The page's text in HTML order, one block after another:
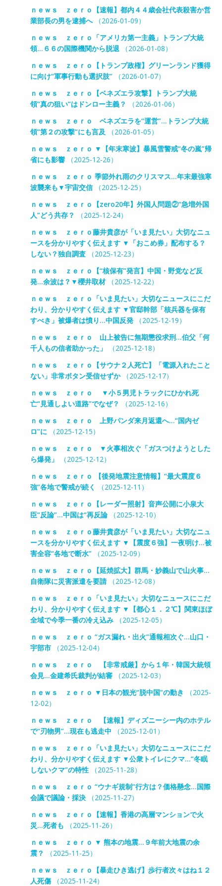
ｎｅｗｓ ｚｅｒｏ【速報】都内４４歳会社代表殺害か営
業部長の男を逮捕へ（2026-01-09）
ｎｅｗｓ ｚｅｒｏ「アメリカ第一主義」トランプ大統
領…６６の国際機関から脱退 （2026-01-08）
ｎｅｗｓ ｚｅｒｏ【トランプ政権】グリーンランド獲得
に向け“軍事行動も選択肢”（2026-01-07）
ｎｅｗｓ ｚｅｒｏ【ベネズエラ攻撃】トランプ大統
領“真の狙い”はドンロー主義？
（2026-01-06）
ｎｅｗｓ ｚｅｒｏ ベネズエラを“運営”…トランプ大統
領“第２の攻撃”にも言及
（2026-01-05）
ｎｅｗｓ ｚｅｒｏ ▼【年末寒波】暴風雪警戒“冬の嵐”帰
省にも影響（2025-12-26）
ｎｅｗｓ ｚｅｒｏ 季節外れ雨のクリスマス…年末最強寒
波襲来も▼宇宙交信（2025-12-25）
ｎｅｗｓ ｚｅｒｏ【zero20年】外国人問題②“急増外国
人”どう共存？
（2025-12-24）
ｎｅｗｓ ｚｅｒｏ藤井貴彦が「いま見たい」大切なニュ
ースを分かりやすく伝えます ▼「おこめ券」配布する？
しない？独自調査（2025-12-23）
ｎｅｗｓ ｚｅｒｏ【“核保有”発言】中国・野党など反
発…余波は？▼櫻井取材（2025-12-22）
ｎｅｗｓ ｚｅｒｏ「いま見たい」大切なニュースにこだ
わり、分かりやすく伝えます ▼官邸幹部「核兵器を保有
すべき」被爆者は憤り…中国反発（2025-12-19）
ｎｅｗｓ ｚｅｒｏ 山上被告に無期懲役求刑…伯父「何
千人もの信者助かった」
（2025-12-18）
ｎｅｗｓ ｚｅｒｏ【サウナ２人死亡】「電源入れたこと
ない」非常ボタン受信せずか（2025-12-17）
ｎｅｗｓ ｚｅｒｏ ▼小５男児トラックにひかれ死
亡“見通しよい道路”でなぜ？
（2025-12-16）
ｎｅｗｓ ｚｅｒｏ 上野パンダ来月返還へ…“国内ゼ
ロ”に （2025-12-15）
ｎｅｗｓ ｚｅｒｏ ▼火事相次ぐ「ガスつけようとした
ら爆発」
（2025-12-12）
ｎｅｗｓ ｚｅｒｏ 【後発地震注意情報】“最大震度６
強”各地で警戒が続く
（2025-12-11）
ｎｅｗｓ ｚｅｒｏ【レーダー照射】音声公開に小泉大
臣“反論”…中国は“再反論（2025-12-10）
ｎｅｗｓ ｚｅｒｏ藤井貴彦が「いま見たい」大切なニュ
ースを分かりやすく伝えます ▼【震度６強】一夜明け…被
害全容“各地で断水”（2025-12-09）
ｎｅｗｓ ｚｅｒｏ【延焼拡大】群馬・妙義山で山火事…
自衛隊に災害派遣を要請（2025-12-08）
ｎｅｗｓ ｚｅｒｏ「いま見たい」大切なニュースにこだ
わり、分かりやすく伝えます ▼【都心１．２℃】関東ほぼ
全域で今季一番の冷え込み（2025-12-05）
ｎｅｗｓ ｚｅｒｏ “ガス漏れ・出火”通報相次ぐ…山口・
宇部市（2025-12-04）
ｎｅｗｓ ｚｅｒｏ 【非常戒厳】から１年・韓国大統領
会見…金建希氏裁判が結審（2025-12-03）
ｎｅｗｓ ｚｅｒｏ ▼日本の観光“脱中国”の動き
（2025-
12-02）
ｎｅｗｓ ｚｅｒｏ 【速報】ディズニーシー内のホテル
で“刃物男”…現在も逃走中 （2025-12-01）
ｎｅｗｓ ｚｅｒｏ「いま見たい」大切なニュースにこだ
わり、分かりやすく伝えます ▼公衆トイレにクマ…“冬眠
しないクマ”の特性（2025-11-28）
ｎｅｗｓ ｚｅｒｏ “ウナギ規制”行方は？価格懸念…国際
会議で議論・採決（2025-11-27）
ｎｅｗｓ ｚｅｒｏ【速報】香港の高層マンションで火
災…死者も （2025-11-26）
ｎｅｗｓ ｚｅｒｏ ▼ 熊本の地震…９年前大地震の余
震？
（2025-11-25）
ｎｅｗｓ ｚｅｒｏ【暴走ひき逃げ】歩行者次々はね１２
人死傷（2025-11-24）